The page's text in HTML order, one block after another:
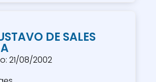
DE SALES
21/08/2002